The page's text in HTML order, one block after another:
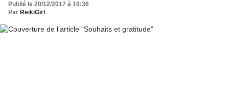
Publié le 20/12/2017 à 19:36
Par ReikiGirl